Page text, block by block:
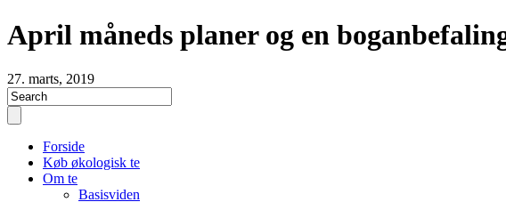
April måneds planer og en
27. marts, 2019
Forside
Køb økologisk te
Om te
Basisviden